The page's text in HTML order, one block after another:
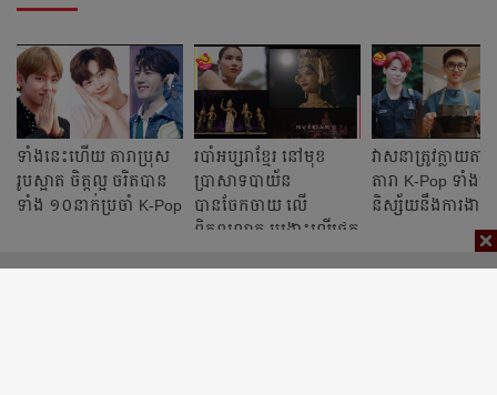
ទាំង​នេះ​ហើយ​ តារា​ប្រុស​
រូបស្អាត​ ចិត្ត​ល្អ​ ចរិតបាន​
ទាំង​ ១០នាក់ប្រចាំ K-Pop
របាំអប្សរាខ្មែរ នៅមុខ
ប្រាសាទបាយ័ន
បានចែកចាយ លើ
ពិភពលោក បង្ហោះលើផេក
វាសនាត្រូវក្លាយតារ
តារា K-Pop ទាំងន
និស្ស័យនឹងការងារផ្